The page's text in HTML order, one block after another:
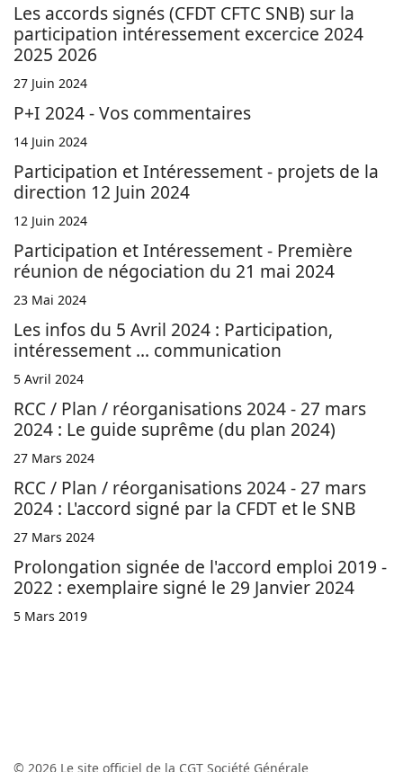
Les accords signés (CFDT CFTC SNB) sur la
participation intéressement excercice 2024
2025 2026
27 Juin 2024
P+I 2024 - Vos commentaires
14 Juin 2024
Participation et Intéressement - projets de la
direction 12 Juin 2024
12 Juin 2024
Participation et Intéressement - Première
réunion de négociation du 21 mai 2024
23 Mai 2024
Les infos du 5 Avril 2024 : Participation,
intéressement ... communication
5 Avril 2024
RCC / Plan / réorganisations 2024 - 27 mars
2024 : Le guide suprême (du plan 2024)
27 Mars 2024
RCC / Plan / réorganisations 2024 - 27 mars
2024 : L'accord signé par la CFDT et le SNB
27 Mars 2024
Prolongation signée de l'accord emploi 2019 -
2022 : exemplaire signé le 29 Janvier 2024
5 Mars 2019
© 2026 Le site officiel de la CGT Société Générale